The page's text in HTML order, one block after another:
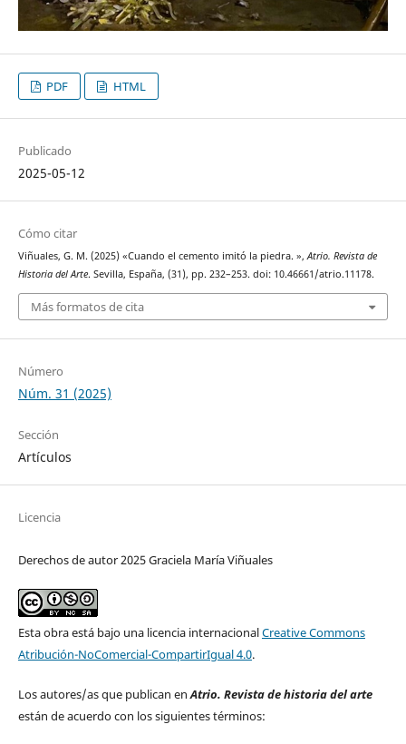
PDF HTML
Publicado
2025-05-12
Cómo citar
Viñuales, G. M. (2025) «Cuando el cemento imitó la piedra. »,Atrio. Revista de
Historia del Arte. Sevilla, España, (31), pp. 232–253. doi: 10.46661/atrio.11178.
Más formatos de cita
Número
Núm. 31 (2025)
Sección
Artículos
Licencia
Derechos de autor 2025 Graciela María Viñuales
Esta obra está bajo una licencia internacionalCreative Commons
Atribución-NoComercial-CompartirIgual 4.0.
Los autores/as que publican enAtrio. Revista de historia del arte
están de acuerdo con los siguientes términos: